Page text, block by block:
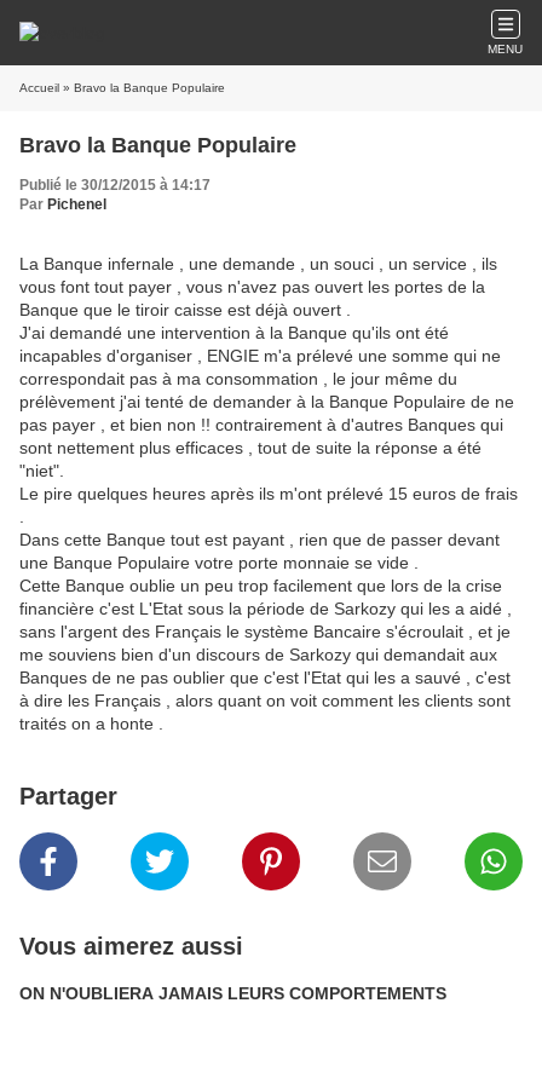
MENU
Accueil » Bravo la Banque Populaire
Bravo la Banque Populaire
Publié le 30/12/2015 à 14:17
Par Pichenel
La Banque infernale , une demande , un souci , un service , ils
vous font tout payer , vous n'avez pas ouvert les portes de la
Banque que le tiroir caisse est déjà ouvert .
J'ai demandé une intervention à la Banque qu'ils ont été
incapables d'organiser , ENGIE m'a prélevé une somme qui ne
correspondait pas à ma consommation , le jour même du
prélèvement j'ai tenté de demander à la Banque Populaire de ne
pas payer , et bien non !! contrairement à d'autres Banques qui
sont nettement plus efficaces , tout de suite la réponse a été
"niet".
Le pire quelques heures après ils m'ont prélevé 15 euros de frais
Dans cette Banque tout est payant , rien que de passer devant
une Banque Populaire votre porte monnaie se vide .
Cette Banque oublie un peu trop facilement que lors de la crise
financière c'est L'Etat sous la période de Sarkozy qui les a aidé ,
sans l'argent des Français le système Bancaire s'écroulait , et je
me souviens bien d'un discours de Sarkozy qui demandait aux
Banques de ne pas oublier que c'est l'Etat qui les a sauvé , c'est
à dire les Français , alors quant on voit comment les clients sont
traités on a honte .
Partager
Vous aimerez aussi
ON N'OUBLIERA JAMAIS LEURS COMPORTEMENTS